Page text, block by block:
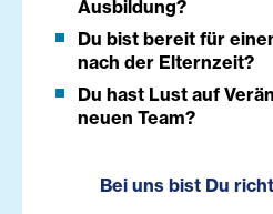
Ausbildung?
Du bist bereit für
nach der Elternzeit?
Du hast Lust auf
neuen Team?
Bei uns bist Du